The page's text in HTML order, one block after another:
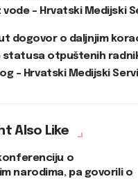
– Hrvatski Medijski
dogovor o daljnjim
statusa otpuštenih
– Hrvatski Medijski
Also Like
o
narodima, pa govorili o